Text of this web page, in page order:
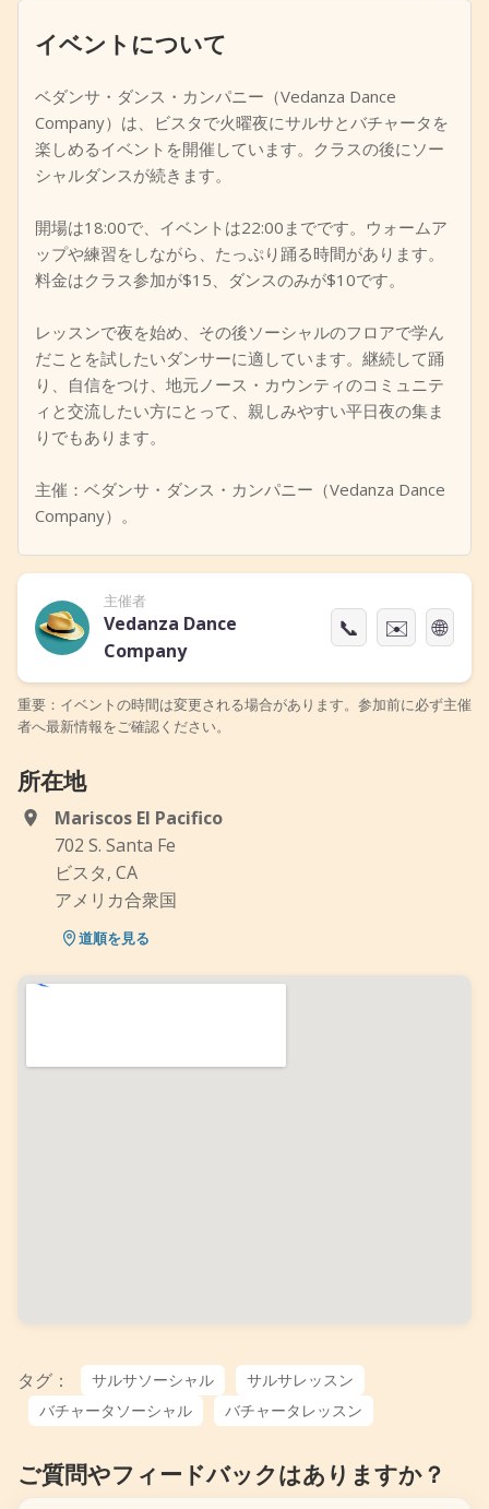
イベントについて
ベダンサ・ダンス・カンパニー（Vedanza Dance
Company）は、ビスタで火曜夜にサルサとバチャータを
楽しめるイベントを開催しています。クラスの後にソー
シャルダンスが続きます。
開場は18:00で、イベントは22:00までです。ウォームア
ップや練習をしながら、たっぷり踊る時間があります。
料金はクラス参加が$15、ダンスのみが$10です。
レッスンで夜を始め、その後ソーシャルのフロアで学ん
だことを試したいダンサーに適しています。継続して踊
り、自信をつけ、地元ノース・カウンティのコミュニテ
ィと交流したい方にとって、親しみやすい平日夜の集ま
りでもあります。
主催：ベダンサ・ダンス・カンパニー（Vedanza Dance
Company）。
主催者
Vedanza Dance
Company
📞 ✉️ 🌐
重要：イベントの時間は変更される場合があります。参加前に必ず主催
者へ最新情報をご確認ください。
所在地
Mariscos El Pacifico
702 S. Santa Fe
ビスタ, CA
アメリカ合衆国
道順を見る
タグ： サルサソーシャル
サルサレッスン
バチャータソーシャル
バチャータレッスン
ご質問やフィードバックはありますか？